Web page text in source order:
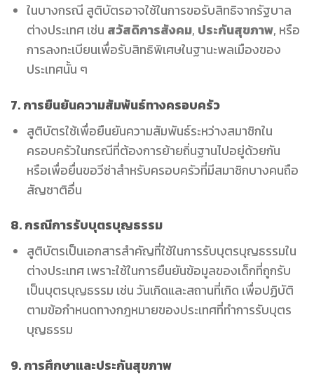
ในบางกรณี สูติบัตรอาจใช้ในการขอรับสิทธิจากรัฐบาล
ต่างประเทศ เช่น สวัสดิการสังคม, ประกันสุขภาพ, หรือ
การลงทะเบียนเพื่อรับสิทธิพิเศษในฐานะพลเมืองของ
ประเทศนั้น ๆ
7.การยืนยันความสัมพันธ์ทางครอบครัว
สูติบัตรใช้เพื่อยืนยันความสัมพันธ์ระหว่างสมาชิกใน
ครอบครัวในกรณีที่ต้องการย้ายถิ่นฐานไปอยู่ด้วยกัน
หรือเพื่อยื่นขอวีซ่าสำหรับครอบครัวที่มีสมาชิกบางคนถือ
สัญชาติอื่น
8.กรณีการรับบุตรบุญธรรม
สูติบัตรเป็นเอกสารสำคัญที่ใช้ในการรับบุตรบุญธรรมใน
ต่างประเทศ เพราะใช้ในการยืนยันข้อมูลของเด็กที่ถูกรับ
เป็นบุตรบุญธรรม เช่น วันเกิดและสถานที่เกิด เพื่อปฏิบัติ
ตามข้อกำหนดทางกฎหมายของประเทศที่ทำการรับบุตร
บุญธรรม
9.การศึกษาและประกันสุขภาพ